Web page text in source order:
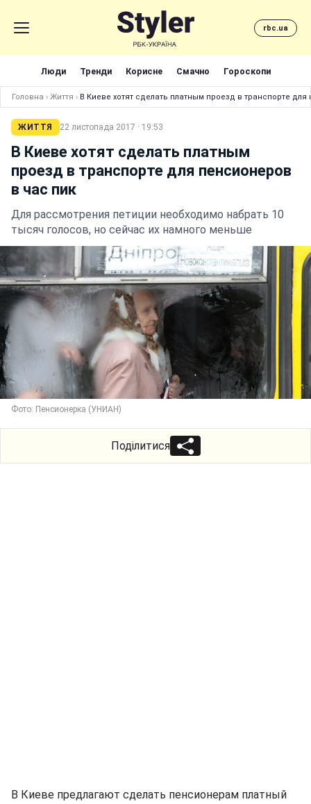
rbc.ua
Люди Тренди Корисне Смачно Гороскопи
Головна › Життя › В Киеве хотят сделать платным проезд в транспорте
ЖИТТЯ 22 листопада 2017 · 19:53
В Киеве хотят сделать платным
проезд в транспорте для пенсионеров
в час пик
Для рассмотрения петиции необходимо набрать 10
тысяч голосов, но сейчас их намного меньше
Фото: Пенсионерка (УНИАН)
Поділитися
В Киеве предлагают сделать пенсионерам платный